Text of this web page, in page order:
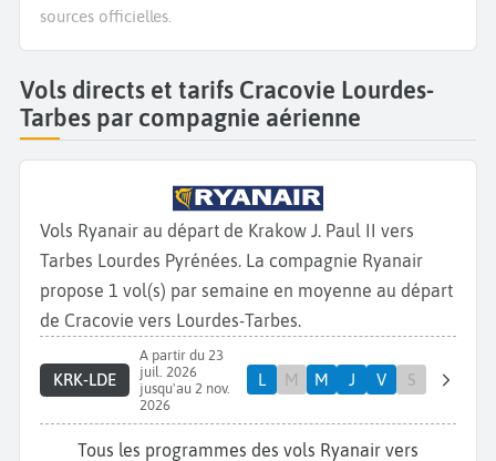
sources officielles.
Vols directs et tarifs Cracovie Lourdes-
Tarbes par compagnie aérienne
Vols Ryanair au départ de Krakow J. Paul II vers
Tarbes Lourdes Pyrénées. La compagnie Ryanair
propose 1 vol(s) par semaine en moyenne au départ
de Cracovie vers Lourdes-Tarbes.
KRK-LDE
A partir du 23
juil. 2026
jusqu'au 2 nov.
2026
L M M J V S
Tous les programmes des vols Ryanair vers